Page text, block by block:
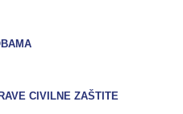
CIVILNE ZAŠTITE